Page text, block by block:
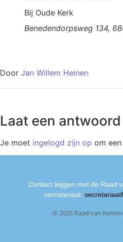
Bij Oude Kerk
Benedendorpsweg 134,
Door Jan Willem Heinen
Laat een
Je moet ingelogd zijn op om
Contact leggen met de Raad
secretariaat:
© 2025 Raad van